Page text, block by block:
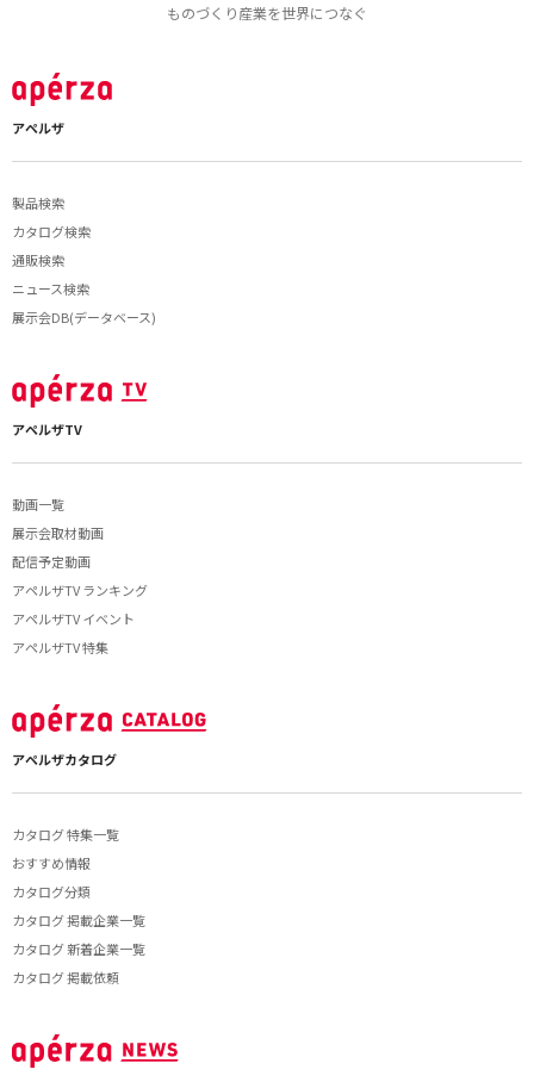
ものづくり産業を世界につなぐ
アペルザ
製品検索
カタログ検索
通販検索
ニュース検索
展示会DB(データベース)
アペルザTV
動画一覧
展示会取材動画
配信予定動画
アペルザTV ランキング
アペルザTV イベント
アペルザTV 特集
アペルザカタログ
カタログ 特集一覧
おすすめ情報
カタログ分類
カタログ 掲載企業一覧
カタログ 新着企業一覧
カタログ 掲載依頼